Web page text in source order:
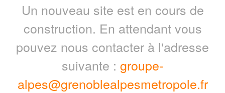
Un nouveau site est en cours de
construction. En attendant vous
pouvez nous contacter à l'adresse
suivante : groupe-
alpes@grenoblealpesmetropole.fr